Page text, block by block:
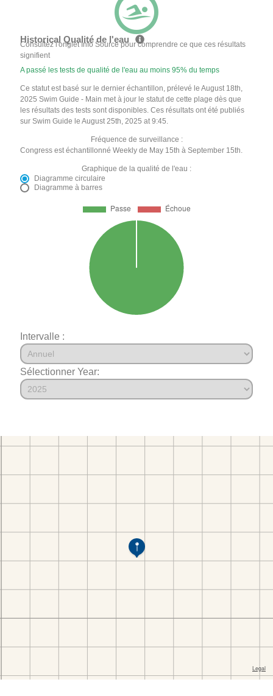
Historical Qualité de l'eau
Consultez l'onglet Info Source pour comprendre ce que ces résultats
signifient
A passé les tests de qualité de l'eau au moins 95% du temps
Ce statut est basé sur le dernier échantillon, prélevé le August 18th,
2025 Swim Guide - Main met à jour le statut de cette plage dès que
les résultats des tests sont disponibles. Ces résultats ont été publiés
sur Swim Guide le August 25th, 2025 at 9:45.
Fréquence de surveillance :
Congress est échantillonné Weekly de May 15th à September 15th.
Graphique de la qualité de l'eau :
Diagramme circulaire
Diagramme à barres
Intervalle :
Sélectionner Year: